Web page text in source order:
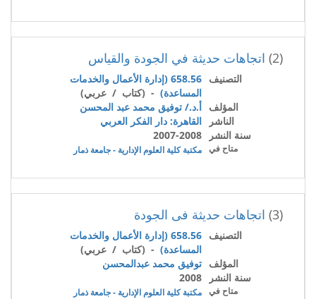
(2) اتجاهات حديثة في الجودة والقياس
التصنيف
658.56 (إدارة الأعمال والخدمات
المساعدة) - (كتاب / عربي)
المؤلف أ.د./ توفيق محمد عبد المحسن
الناشر
القاهرة: دار الفكر العربي
سنة النشر
2007-2008
متاح في مكتبة كلية العلوم الإدارية - جامعة ذمار
(3) اتجاهات حديثة فى الجودة
التصنيف
658.56 (إدارة الأعمال والخدمات
المساعدة) - (كتاب / عربي)
المؤلف توفيق محمد عبدالمحسن
سنة النشر
2008
متاح في مكتبة كلية العلوم الإدارية - جامعة ذمار